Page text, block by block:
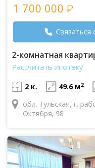
1 700 000
Связаться
2-комнатная
Рассчитать ипотеку
2 к. 49.6 м2
обл. Тульская, г.
Октября, 98